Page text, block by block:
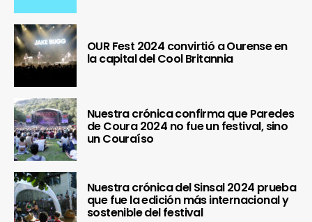
OUR Fest 2024 convirtió a Ourense en
la capital del Cool Britannia
Nuestra crónica confirma que Paredes
de Coura 2024 no fue un festival, sino
un Couraíso
Nuestra crónica del Sinsal 2024 prueba
que fue la edición más internacional y
sostenible del festival